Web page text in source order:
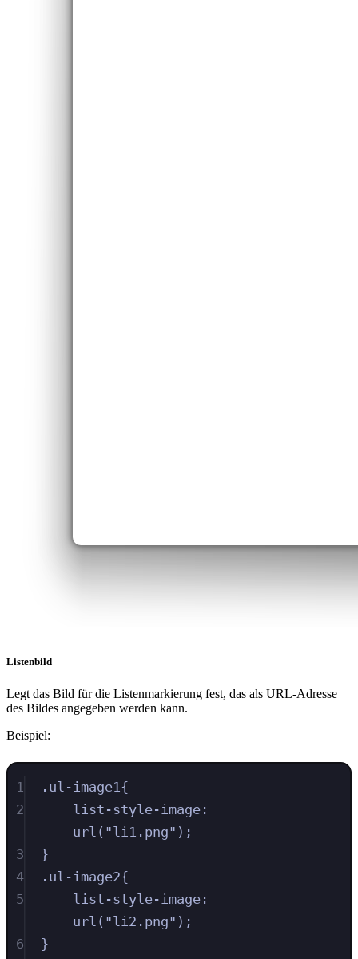
Listenbild
Legt das Bild für die Listenmarkierung fest, das als URL-Adresse
des Bildes angegeben werden kann.
Beispiel:
1 . ul-image1{
2
list-style-image :
url ( "li1.png" ) ;
3
}
4
. ul-image2{
5
list-style-image :
url ( "li2.png" ) ;
6
}